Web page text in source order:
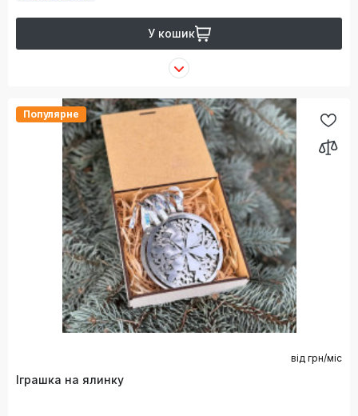
У кошик
Популярне
від грн/міс
Іграшка на ялинку